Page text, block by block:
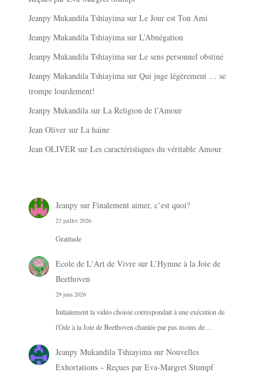
Jeanpy Mukandila Tshiayima surLe Jour est Ton Ami
Jeanpy Mukandila Tshiayima surL’Abnégation
Jeanpy Mukandila Tshiayima surLe sens personnel obstiné
Jeanpy Mukandila Tshiayima surQui juge légèrement … se
trompe lourdement!
Jeanpy Mukandila surLa Religion de l’Amour
Jean Oliver surLa haine
Jean OLIVER surLes caractéristiques du véritable Amour
Jeanpysur Finalement aimer, c’est quoi?
23 juillet 2026
Gratitude
Ecole de L'Art de Vivresur L’Hymne à la Joie de
Beethoven
29 juin 2026
Initialement la vidéo choisie correspondait à une exécution de
l'Ode à la Joie de Beethoven chantée par pas moins de…
Jeanpy Mukandila Tshiayimasur Nouvelles
Exhortations – Reçues par Eva-Margret Stumpf